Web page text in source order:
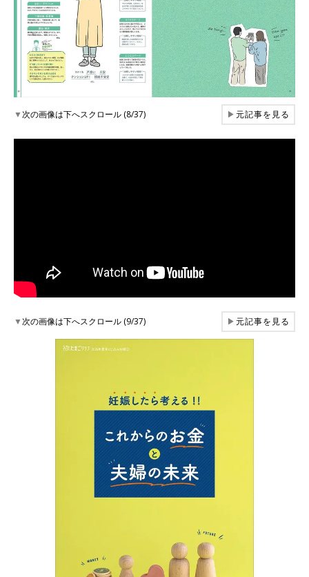
▼次の画像は下へスクロール (8/37) ▶元記事を見る
▼次の画像は下へスクロール (9/37) ▶元記事を見る